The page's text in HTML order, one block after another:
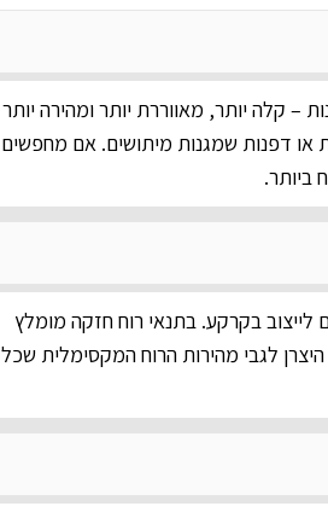
– קלה יותר, מאווררת יותר ומהירה יותר
דפנות שמגנות מיתושים. אם מחפשים
ביותר.
לייצוב בקרקע. בתנאי רוח חזקה מומלץ
לגבי מהירות הרוח המקסימלית שכל